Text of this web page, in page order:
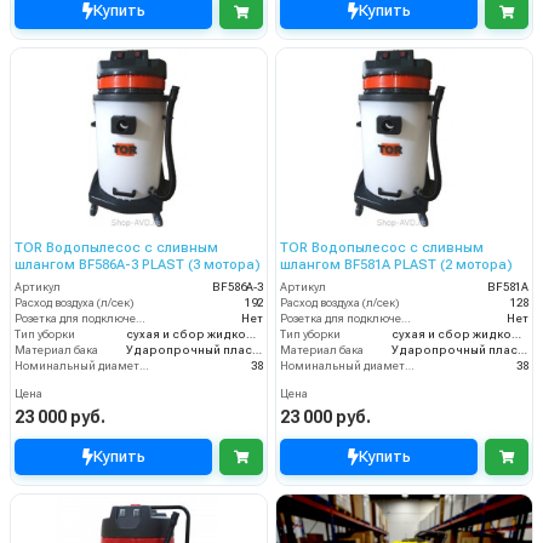
Купить Купить
TOR Водопылесос с сливным
шлангом BF586A-3 PLAST (3 мотора)
Артикул
BF586A-3
Расход воздуха (л/сек)
192
Нет
Тип уборки
Материал бака
38
Цена
23 000 руб.
Купить
TOR Водопылесос с сливным
шлангом BF581A PLAST (2 мотора)
Артикул
BF581A
Расход воздуха (л/сек)
128
Нет
Тип уборки
Материал бака
38
Цена
23 000 руб.
Купить